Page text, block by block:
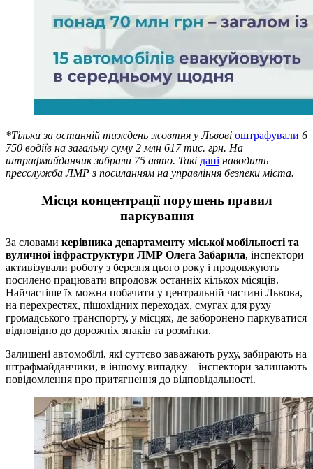
*Тільки за останній тиждень жовтня у Львові оштрафували 6
750 водіїв на загальну суму 2 млн 617 тис. грн. На
штрафмайданчик забрали 75 авто. Такі дані наводить
пресслужба ЛМР з посиланням на управління безпеки міста.
Місця концентрації порушень правил
паркування
За словами керівника департаменту міської мобільності та
вуличної інфраструктури ЛМР Олега Забарила, інспектори
активізували роботу з березня цього року і продовжують
посилено працювати впродовж останніх кількох місяців.
Найчастіше їх можна побачити у центральній частині Львова,
на перехрестях, пішохідних переходах, смугах для руху
громадського транспорту, у місцях, де заборонено паркуватися
відповідно до дорожніх знаків та розмітки.
Залишені автомобілі, які суттєво заважають руху, забирають на
штрафмайданчики, в іншому випадку – інспектори залишають
повідомлення про притягнення до відповідальності.